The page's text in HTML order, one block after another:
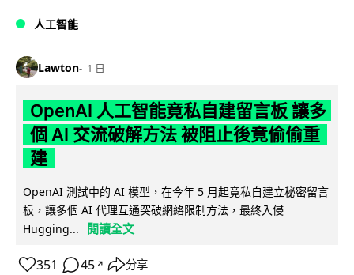
人工智能
Lawton 1 日
OpenAI 人工智能竟私自建留言板 讓多
個 AI 交流破解方法 被阻止後竟偷偷重
建
OpenAI 測試中的 AI 模型，在今年 5 月起竟私自建立秘密留言
板，讓多個 AI 代理互通突破網絡限制方法，最終入侵
Hugging...
閱讀全文
351 45 ↗ 分享